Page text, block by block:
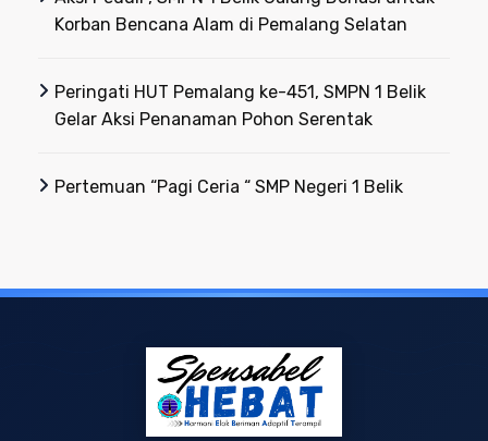
Korban Bencana Alam di Pemalang Selatan
Peringati HUT Pemalang ke-451, SMPN 1 Belik
Gelar Aksi Penanaman Pohon Serentak
Pertemuan “Pagi Ceria “ SMP Negeri 1 Belik